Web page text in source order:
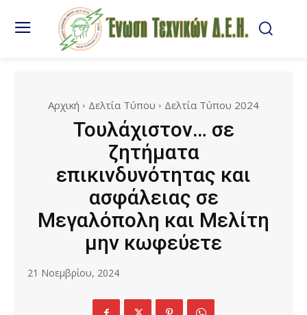
Αρχική Δελτία Τύπου Δελτία Τύπου 2024
Τουλάχιστον… σε
ζητήματα
επικινδυνότητας και
ασφάλειας σε
Μεγαλόπολη και Μελίτη
μην κωφεύετε
21 Νοεμβρίου, 2024